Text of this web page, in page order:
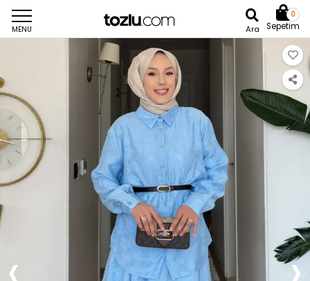
MENU Ara
0
Sepetim